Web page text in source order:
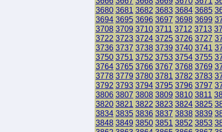
3680 3681 3682 3683 3684 3685
3694 3695 3696 3697 3698 3699
3708 3709 3710 3711 3712 3713
3722 3723 3724 3725 3726 3727
3736 3737 3738 3739 3740 3741
3750 3751 3752 3753 3754 3755
3764 3765 3766 3767 3768 3769
3778 3779 3780 3781 3782 3783
3792 3793 3794 3795 3796 3797
3806 3807 3808 3809 3810 3811
3820 3821 3822 3823 3824 3825
3834 3835 3836 3837 3838 3839
3848 3849 3850 3851 3852 3853